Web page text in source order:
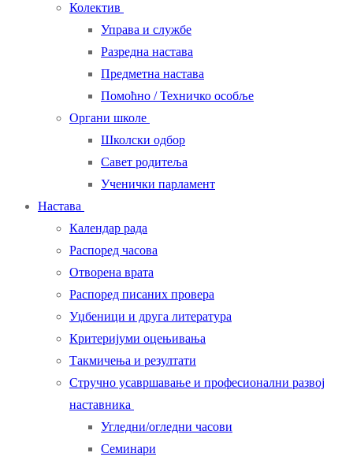
Колектив
Управа и службе
Разредна настава
Предметна настава
Помоћно / Техничко особље
Органи школе
Школски одбор
Савет родитеља
Ученички парламент
Настава
Календар рада
Распоред часова
Отворена врата
Распоред писаних провера
Уџбеници и друга литература
Критеријуми оцењивања
Такмичења и резултати
Стручно усавршавање и професионални развој
наставника
Угледни/огледни часови
Семинари